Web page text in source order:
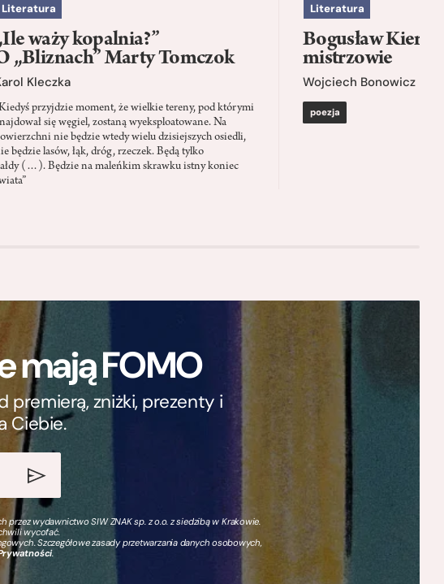
Literatura
waży kopalnia?”
„Bliznach” Marty Tomczok
Kleczka
przyjdzie moment, że wielkie tereny, pod którymi
się węgiel, zostaną wyeksploatowane. Na
nie będzie wtedy wielu dzisiejszych osiedli,
będzie lasów, łąk, dróg, rzeczek. Będą tylko
(…). Będzie na maleńkim skrawku istny koniec
Literatura
Bogusław Kierc
mistrzowie
Wojciech Bonowicz
poezja
mają FOMO
zniżki, prezenty i
Ciebie.
wydawnictwo SIW ZNAK sp. z o.o. z siedzibą w Krakowie.
wycofać.
Szczegółowe zasady przetwarzania danych osobowych,
.